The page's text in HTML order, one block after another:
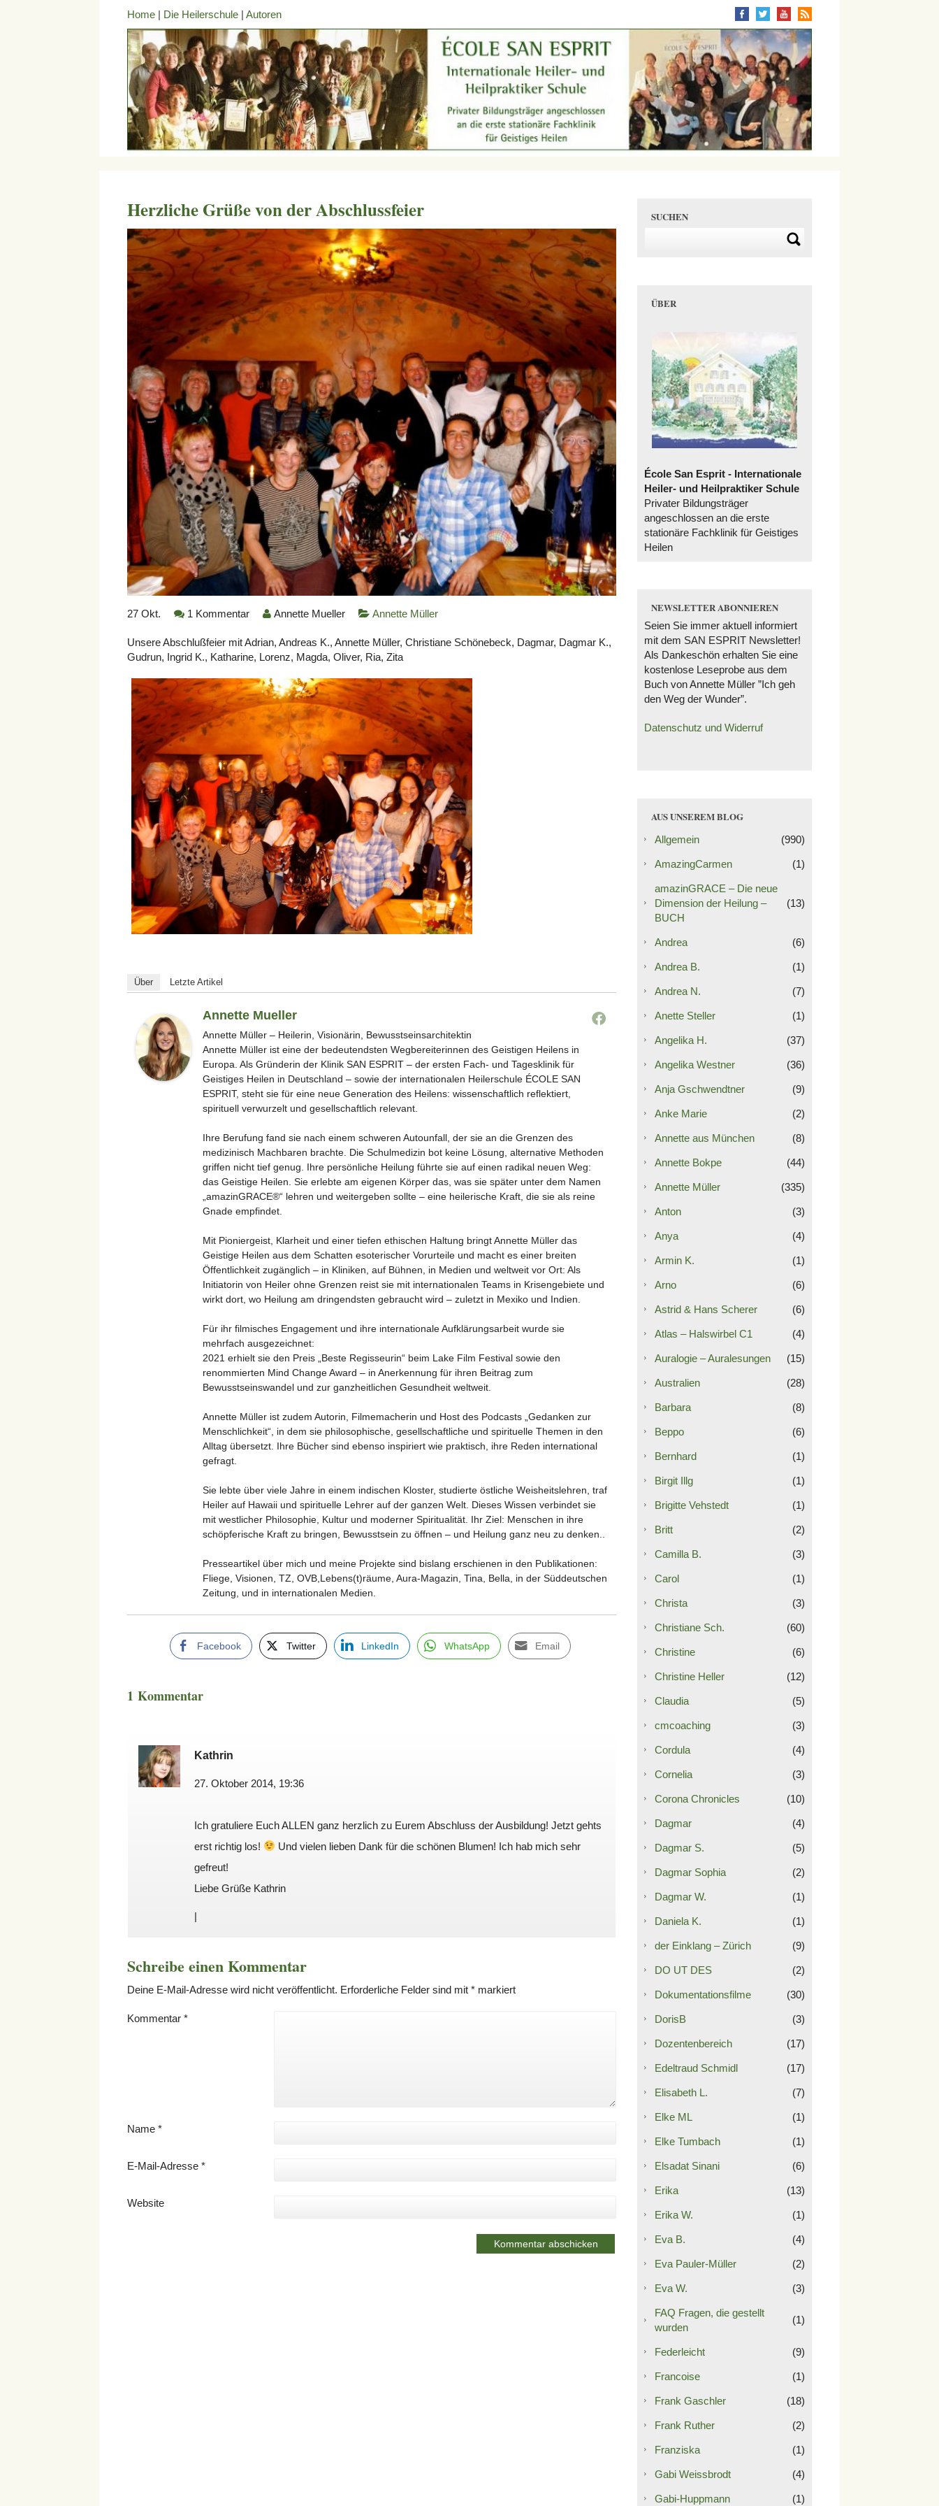
Home | Die Heilerschule | Autoren
Herzliche Grüße von der Abschlussfeier
27 Okt. 1 Kommentar Annette Mueller Annette Müller
Unsere Abschlußfeier mit Adrian, Andreas K., Annette Müller, Christiane Schönebeck, Dagmar, Dagmar K.,
Gudrun, Ingrid K., Katharine, Lorenz, Magda, Oliver, Ria, Zita
Über Letzte Artikel
Annette Mueller
Annette Müller – Heilerin, Visionärin, Bewusstseinsarchitektin
Annette Müller ist eine der bedeutendsten Wegbereiterinnen des Geistigen Heilens in
Europa. Als Gründerin der Klinik SAN ESPRIT – der ersten Fach- und Tagesklinik für
Geistiges Heilen in Deutschland – sowie der internationalen Heilerschule ÉCOLE SAN
ESPRIT, steht sie für eine neue Generation des Heilens: wissenschaftlich reflektiert,
spirituell verwurzelt und gesellschaftlich relevant.
Ihre Berufung fand sie nach einem schweren Autounfall, der sie an die Grenzen des
medizinisch Machbaren brachte. Die Schulmedizin bot keine Lösung, alternative Methoden
griffen nicht tief genug. Ihre persönliche Heilung führte sie auf einen radikal neuen Weg:
das Geistige Heilen. Sie erlebte am eigenen Körper das, was sie später unter dem Namen
„amazinGRACE®“ lehren und weitergeben sollte – eine heilerische Kraft, die sie als reine
Gnade empfindet.
Mit Pioniergeist, Klarheit und einer tiefen ethischen Haltung bringt Annette Müller das
Geistige Heilen aus dem Schatten esoterischer Vorurteile und macht es einer breiten
Öffentlichkeit zugänglich – in Kliniken, auf Bühnen, in Medien und weltweit vor Ort: Als
Initiatorin von Heiler ohne Grenzen reist sie mit internationalen Teams in Krisengebiete und
wirkt dort, wo Heilung am dringendsten gebraucht wird – zuletzt in Mexiko und Indien.
Für ihr filmisches Engagement und ihre internationale Aufklärungsarbeit wurde sie
mehrfach ausgezeichnet:
2021 erhielt sie den Preis „Beste Regisseurin“ beim Lake Film Festival sowie den
renommierten Mind Change Award – in Anerkennung für ihren Beitrag zum
Bewusstseinswandel und zur ganzheitlichen Gesundheit weltweit.
Annette Müller ist zudem Autorin, Filmemacherin und Host des Podcasts „Gedanken zur
Menschlichkeit“, in dem sie philosophische, gesellschaftliche und spirituelle Themen in den
Alltag übersetzt. Ihre Bücher sind ebenso inspiriert wie praktisch, ihre Reden international
gefragt.
Sie lebte über viele Jahre in einem indischen Kloster, studierte östliche Weisheitslehren, traf
Heiler auf Hawaii und spirituelle Lehrer auf der ganzen Welt. Dieses Wissen verbindet sie
mit westlicher Philosophie, Kultur und moderner Spiritualität. Ihr Ziel: Menschen in ihre
schöpferische Kraft zu bringen, Bewusstsein zu öffnen – und Heilung ganz neu zu denken..
Presseartikel über mich und meine Projekte sind bislang erschienen in den Publikationen:
Fliege, Visionen, TZ, OVB,Lebens(t)räume, Aura-Magazin, Tina, Bella, in der Süddeutschen
Zeitung, und in internationalen Medien.
Facebook Twitter LinkedIn WhatsApp Email
1 Kommentar
Kathrin
27. Oktober 2014, 19:36
Ich gratuliere Euch ALLEN ganz herzlich zu Eurem Abschluss der Ausbildung! Jetzt gehts
erst richtig los!
Und vielen lieben Dank für die schönen Blumen! Ich hab mich sehr
gefreut!
Liebe Grüße Kathrin
|
Schreibe einen Kommentar
Deine E-Mail-Adresse wird nicht veröffentlicht. Erforderliche Felder sind mit * markiert
Kommentar *
Name *
E-Mail-Adresse *
Website
SUCHEN
ÜBER
École San Esprit - Internationale
Heiler- und Heilpraktiker Schule
Privater Bildungsträger
angeschlossen an die erste
stationäre Fachklinik für Geistiges
Heilen
NEWSLETTER ABONNIEREN
Seien Sie immer aktuell informiert
mit dem SAN ESPRIT Newsletter!
Als Dankeschön erhalten Sie eine
kostenlose Leseprobe aus dem
Buch von Annette Müller ”Ich geh
den Weg der Wunder”.
Datenschutz und Widerruf
AUS UNSEREM BLOG
Allgemein (990)
AmazingCarmen (1)
amazinGRACE – Die neue
Dimension der Heilung –
BUCH
(13)
Andrea (6)
Andrea B. (1)
Andrea N. (7)
Anette Steller (1)
Angelika H. (37)
Angelika Westner (36)
Anja Gschwendtner (9)
Anke Marie (2)
Annette aus München (8)
Annette Bokpe (44)
Annette Müller (335)
Anton (3)
Anya (4)
Armin K. (1)
Arno (6)
Astrid & Hans Scherer (6)
Atlas – Halswirbel C1 (4)
Auralogie – Auralesungen (15)
Australien (28)
Barbara (8)
Beppo (6)
Bernhard (1)
Birgit Illg (1)
Brigitte Vehstedt (1)
Britt (2)
Camilla B. (3)
Carol (1)
Christa (3)
Christiane Sch. (60)
Christine (6)
Christine Heller (12)
Claudia (5)
cmcoaching (3)
Cordula (4)
Cornelia (3)
Corona Chronicles (10)
Dagmar (4)
Dagmar S. (5)
Dagmar Sophia (2)
Dagmar W. (1)
Daniela K. (1)
der Einklang – Zürich (9)
DO UT DES (2)
Dokumentationsfilme (30)
DorisB (3)
Dozentenbereich (17)
Edeltraud Schmidl (17)
Elisabeth L. (7)
Elke ML (1)
Elke Tumbach (1)
Elsadat Sinani (6)
Erika (13)
Erika W. (1)
Eva B. (4)
Eva Pauler-Müller (2)
Eva W. (3)
FAQ Fragen, die gestellt
wurden
(1)
Federleicht (9)
Francoise (1)
Frank Gaschler (18)
Frank Ruther (2)
Franziska (1)
Gabi Weissbrodt (4)
Gabi-Huppmann (1)